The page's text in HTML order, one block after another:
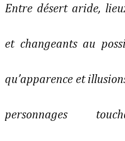
Entre désert aride,
et changeants au
qu’apparence et
personnages